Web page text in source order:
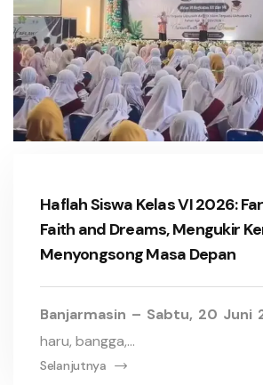
Haflah Siswa Kelas VI 2026:
Faith and Dreams, Mengukir
Menyongsong Masa Depan
Banjarmasin – Sabtu, 20 Juni
haru, bangga,...
Selanjutnya